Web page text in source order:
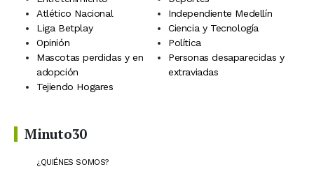
Atlético Nacional
Independiente Medellín
Liga Betplay
Ciencia y Tecnología
Opinión
Política
Mascotas perdidas y en
adopción
Personas desaparecidas y
extraviadas
Tejiendo Hogares
Minuto30
¿QUIÉNES SOMOS?